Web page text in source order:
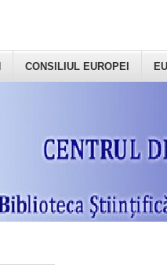
CONSILIUL EUROPEI